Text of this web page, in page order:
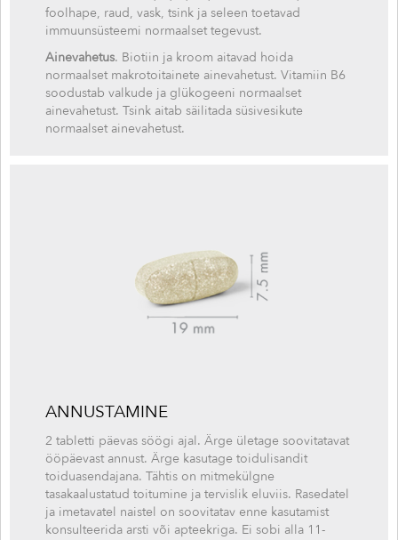
foolhape, raud, vask, tsink ja seleen toetavad
immuunsüsteemi normaalset tegevust.
Ainevahetus. Biotiin ja kroom aitavad hoida
normaalset makrotoitainete ainevahetust. Vitamiin B6
soodustab valkude ja glükogeeni normaalset
ainevahetust. Tsink aitab säilitada süsivesikute
normaalset ainevahetust.
ANNUSTAMINE
2 tabletti päevas söögi ajal. Ärge ületage soovitatavat
ööpäevast annust. Ärge kasutage toidulisandit
toiduasendajana. Tähtis on mitmekülgne
tasakaalustatud toitumine ja tervislik eluviis. Rasedatel
ja imetavatel naistel on soovitatav enne kasutamist
konsulteerida arsti või apteekriga. Ei sobi alla 11-